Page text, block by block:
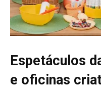
Espetáculos
e oficinas